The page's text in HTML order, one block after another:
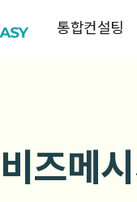
통합컨설팅
즈메